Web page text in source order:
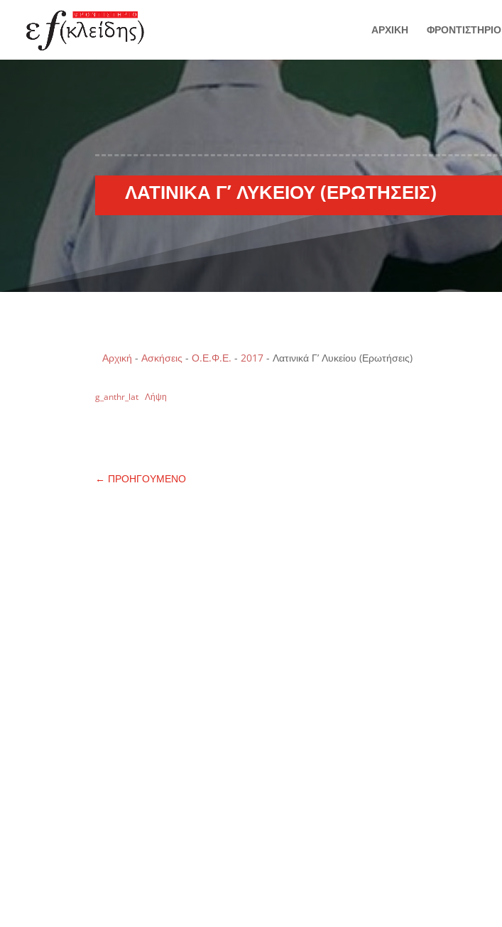
ΑΡΧΙΚΗ ΦΡΟΝΤΙΣΤΗΡΙΟ
ΛΑΤΙΝΙΚΆ Γ’ ΛΥΚΕΊΟΥ (ΕΡΩΤΉΣΕΙΣ)
Αρχική -Ασκήσεις -Ο.Ε.Φ.Ε. -2017 -Λατινικά Γ’ Λυκείου (Ερωτήσεις)
g_anthr_lat Λήψη
← ΠΡΟΗΓΟΥΜΕΝΟ